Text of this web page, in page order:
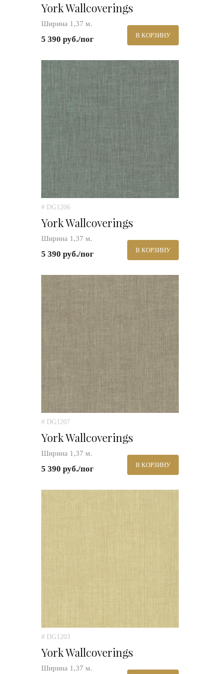
York Wallcoverings
Ширина 1,37 м.
5 390 руб./пог В КОРЗИНУ
# DG1206
York Wallcoverings
Ширина 1,37 м.
5 390 руб./пог В КОРЗИНУ
# DG1207
York Wallcoverings
Ширина 1,37 м.
5 390 руб./пог В КОРЗИНУ
# DG1203
York Wallcoverings
Ширина 1,37 м.